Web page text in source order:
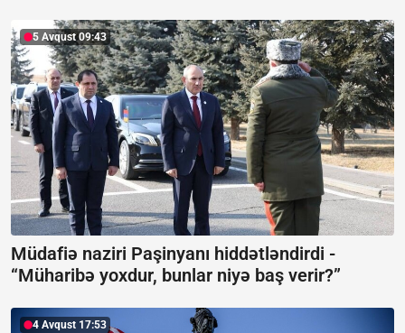
5 Avqust 09:43
Müdafiə naziri Paşinyanı hiddətləndirdi -
“Müharibə yoxdur, bunlar niyə baş verir?”
4 Avqust 17:53